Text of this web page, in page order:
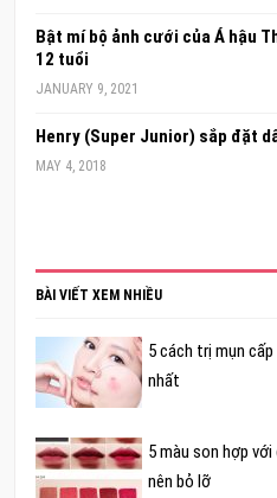
Bật mí bộ ảnh cưới của Á hậu
12 tuổi
JANUARY 9, 2021
Henry (Super Junior) sắp đặt
MAY 4, 2018
BÀI VIẾT XEM NHIỀU
5 cách trị mụn
nhất
5 màu son hợp
nên bỏ lỡ